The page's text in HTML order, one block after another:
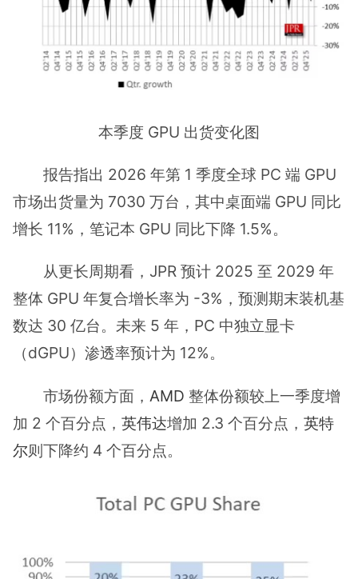
本季度 GPU 出货变化图
报告指出 2026 年第 1 季度全球 PC 端 GPU
市场出货量为 7030 万台，其中桌面端 GPU 同比
增长 11%，笔记本 GPU 同比下降 1.5%。
从更长周期看，JPR 预计 2025 至 2029 年
整体 GPU 年复合增长率为 -3%，预测期末装机基
数达 30 亿台。未来 5 年，PC 中独立显卡
（dGPU）渗透率预计为 12%。
市场份额方面， AMD 整体份额较上一季度增
加 2 个百分点， 英伟达增加 2.3 个百分点， 英特
尔则下降约 4 个百分点。